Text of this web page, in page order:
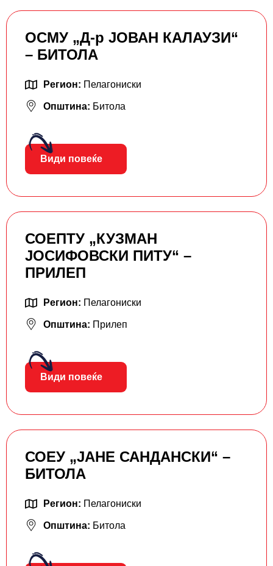
ОСМУ „Д-р ЈОВАН КАЛАУЗИ“
– БИТОЛА
Регион: Пелагониски
Општина: Битола
Види повеќе
СОЕПТУ „КУЗМАН
ЈОСИФОВСКИ ПИТУ“ –
ПРИЛЕП
Регион: Пелагониски
Општина: Прилеп
Види повеќе
СОЕУ „ЈАНЕ САНДАНСКИ“ –
БИТОЛА
Регион: Пелагониски
Општина: Битола